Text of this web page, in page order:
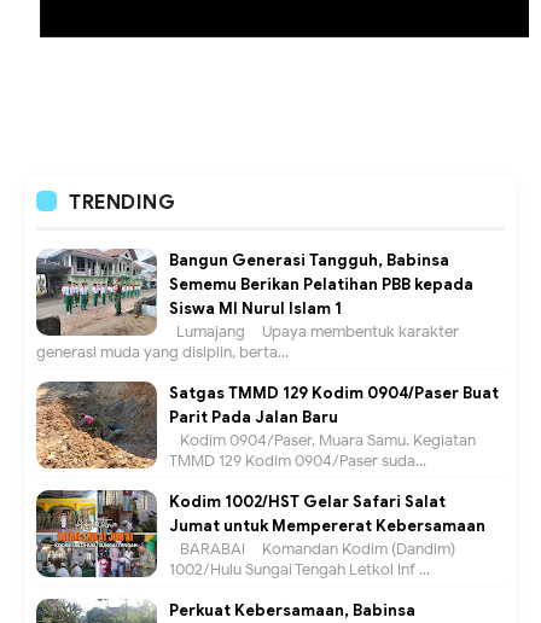
TRENDING
Bangun Generasi Tangguh, Babinsa
Sememu Berikan Pelatihan PBB kepada
Siswa MI Nurul Islam 1
Lumajang – Upaya membentuk karakter
generasi muda yang disiplin, berta...
Satgas TMMD 129 Kodim 0904/Paser Buat
Parit Pada Jalan Baru
Kodim 0904/Paser, Muara Samu. Kegiatan
TMMD 129 Kodim 0904/Paser suda...
Kodim 1002/HST Gelar Safari Salat
Jumat untuk Mempererat Kebersamaan
BARABAI – Komandan Kodim (Dandim)
1002/Hulu Sungai Tengah Letkol Inf ...
Perkuat Kebersamaan, Babinsa